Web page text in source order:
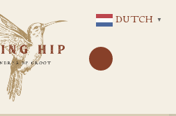
NAAR
DE
INHOUD
DUTCH ▼